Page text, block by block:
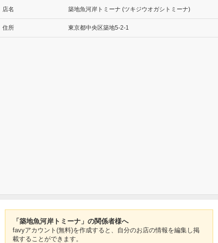
店名 築地魚河岸トミーナ (ツキジウオガシトミーナ)
住所 東京都中央区築地5-2-1
「築地魚河岸トミーナ」の関係者様へ
favyアカウント(無料)を作成すると、自分のお店の情報を編集し掲
載することができます。